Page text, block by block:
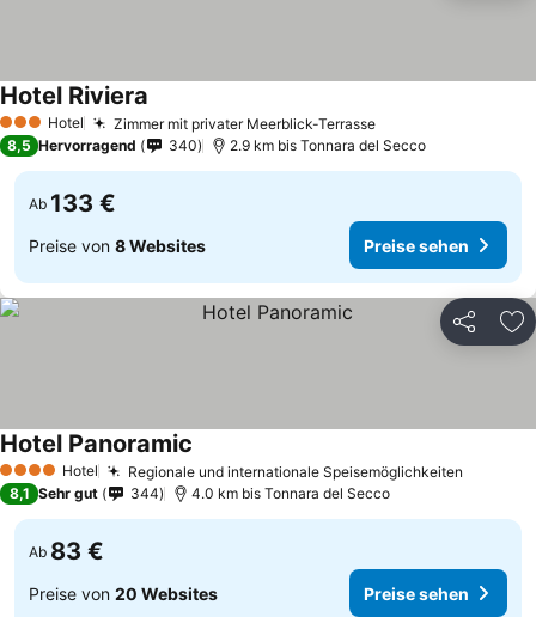
3 SterneHotel Zimmer mit privater Meerblick-Terrasse
Hotel Riviera
8,5 Hervorragend 340 2.9 km bis Tonnara del Secco
Ab 133 €
Preise von 8 Websites Preise sehen
Teilen
4 Sterne Hotel Regionale und internationale Speisemöglichkeiten
Hotel Panoramic
8,1 Sehr gut 344 4.0 km bis Tonnara del Secco
Ab 83 €
Preise von 20 Websites Preise sehen